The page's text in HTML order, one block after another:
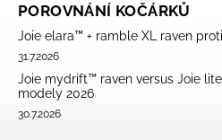
POROVNÁNÍ KOČÁRKŮ
Joie elara™ + ramble XL raven
31.7.2026
Joie mydrift™ raven versus Joie
modely 2026
30.7.2026